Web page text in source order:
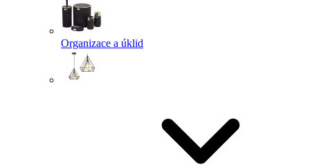
Organizace a úklid